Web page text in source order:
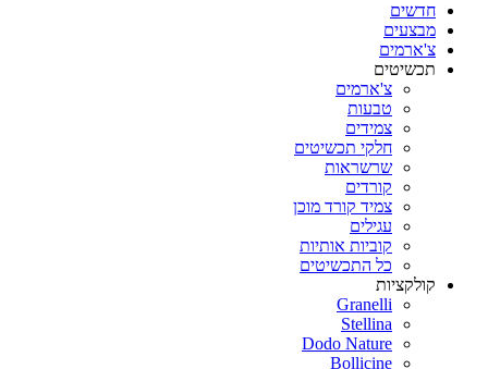
חדשים
מבצעים
צ'ארמים
תכשיטים
צ'ארמים
טבעות
צמידים
חלקי תכשיטים
שרשראות
קורדים
צמיד קורד מוכן
עגילים
קוביות אותיות
כל התכשיטים
קולקציות
Granelli
Stellina
Dodo Nature
Bollicine